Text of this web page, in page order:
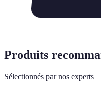
Produits
Sélectionnés par nos experts